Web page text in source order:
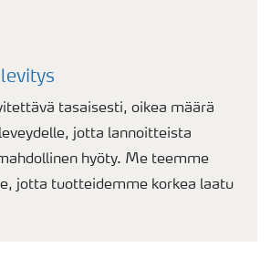
tasaisesti, oikea määrä
jotta lannoitteista
hyöty. Me teemme
jotta tuotteidemme korkea laatu